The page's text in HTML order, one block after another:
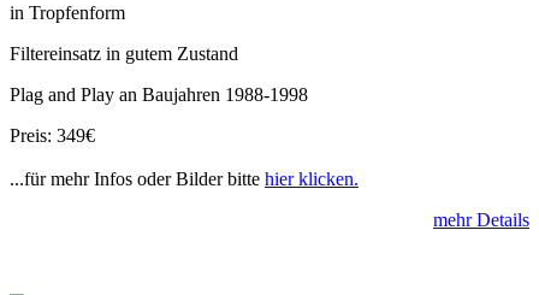
in Tropfenform
Filtereinsatz in gutem Zustand
Plag and Play an Baujahren 1988-1998
Preis: 349€
...für mehr Infos oder Bilder bitte hier klicken.
mehr Details